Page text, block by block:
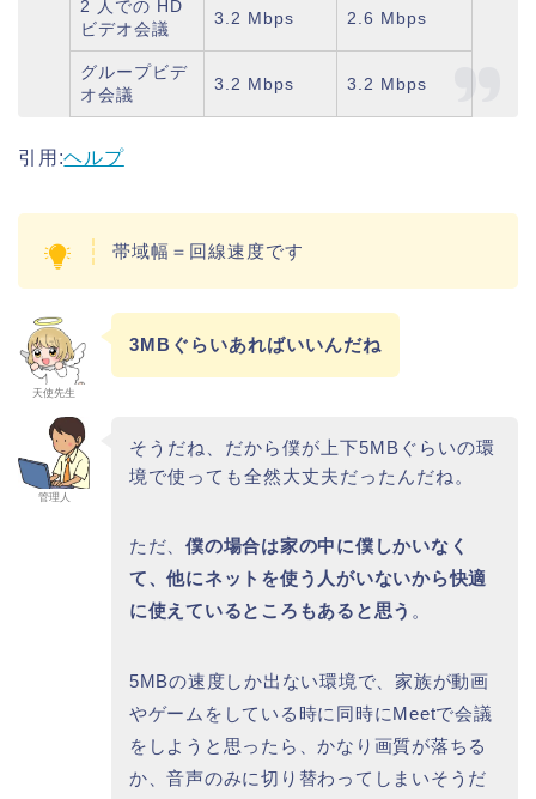
2 人での HD
ビデオ会議
3.2 Mbps 2.6 Mbps
グループビデ
オ会議
3.2 Mbps 3.2 Mbps
引用:ヘルプ
帯域幅＝回線速度です
天使先生
3MBぐらいあればいいんだね
管理人
そうだね、だから僕が上下5MBぐらいの環
境で使っても全然大丈夫だったんだね。
ただ、僕の場合は家の中に僕しかいなく
て、他にネットを使う人がいないから快適
に使えているところもあると思う 。
5MBの速度しか出ない環境で、家族が動画
やゲームをしている時に同時にMeetで会議
をしようと思ったら、かなり画質が落ちる
か、音声のみに切り替わってしまいそうだ